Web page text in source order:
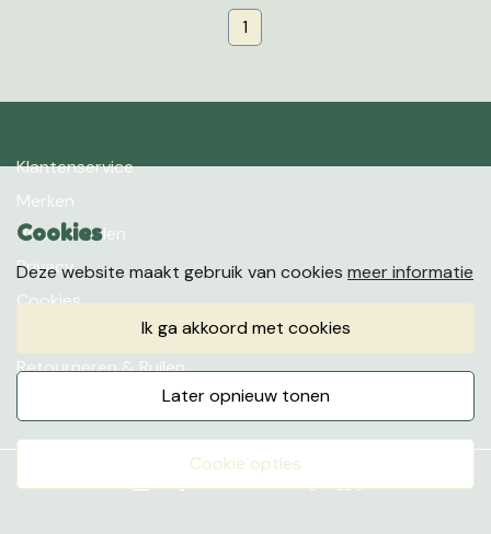
1
Klantenservice
Merken
Voorwaarden
Privacy
Cookies
Retourneren & Ruilen
Cookies
Deze website maakt gebruik van cookies meer informatie
ik ga akkoord met cookies
later opnieuw tonen
cookie opties